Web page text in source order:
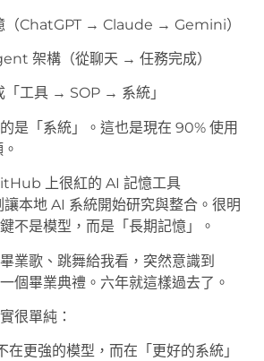
（ChatGPT → Claude → Gemini）
架構（從聊天 → 任務完成）
「工具 → SOP → 系統」
是「系統」。這也是現在 90% 使用
上很紅的 AI 記憶工具
本地 AI 系統開始研究與整合。很明
不是模型，而是「長期記憶」。
業歌、跳舞給我看，突然意識到
畢業典禮。六年就這樣過去了。
很單純：
在更強的模型，而在「更好的系統」